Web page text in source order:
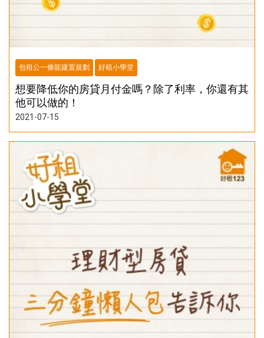
包租公一條龍建置規劃 好租小學堂
想要降低你的房貸月付金嗎？除了利率，你還有其
他可以做的！
2021-07-15